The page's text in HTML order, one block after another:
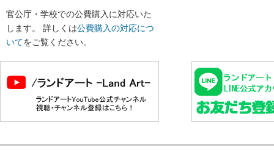
官公庁・学校での公費購入に対応いた
します。 詳しくは公費購入の対応につ
いてをご覧ください。